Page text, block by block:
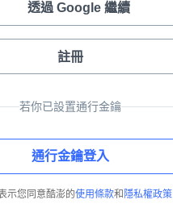
透過 Google 繼續
註冊
若你已設置通行金鑰
通行金鑰登入
示您同意酷澎的使用條款和 隱私權政策